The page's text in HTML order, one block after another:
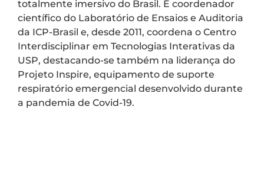
totalmente imersivo do Brasil. É coordenador
científico do Laboratório de Ensaios e Auditoria
da ICP-Brasil e, desde 2011, coordena o Centro
Interdisciplinar em Tecnologias Interativas da
USP, destacando-se também na liderança do
Projeto Inspire, equipamento de suporte
respiratório emergencial desenvolvido durante
a pandemia de Covid-19.